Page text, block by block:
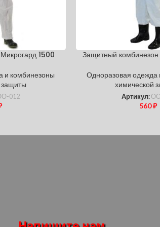
1500
и комбинезоны
защиты
012
Защитный комбинезон
Одноразовая одежда
химической
Артикул:
560₽